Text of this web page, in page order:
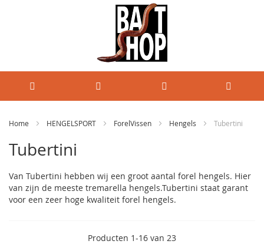
Home HENGELSPORT ForelVissen Hengels Tubertini
Tubertini
Van Tubertini hebben wij een groot aantal forel hengels. Hier
van zijn de meeste tremarella hengels.Tubertini staat garant
voor een zeer hoge kwaliteit forel hengels.
Producten 1-16 van 23